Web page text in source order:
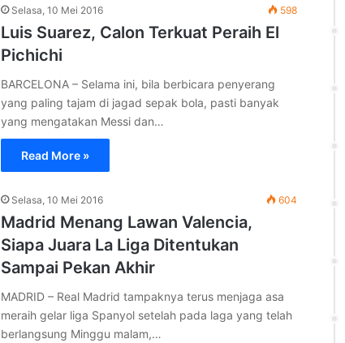
Selasa, 10 Mei 2016 598
Luis Suarez, Calon Terkuat Peraih El
Pichichi
BARCELONA – Selama ini, bila berbicara penyerang
yang paling tajam di jagad sepak bola, pasti banyak
yang mengatakan Messi dan…
Read More »
Selasa, 10 Mei 2016 604
Madrid Menang Lawan Valencia,
Siapa Juara La Liga Ditentukan
Sampai Pekan Akhir
MADRID – Real Madrid tampaknya terus menjaga asa
meraih gelar liga Spanyol setelah pada laga yang telah
berlangsung Minggu malam,…